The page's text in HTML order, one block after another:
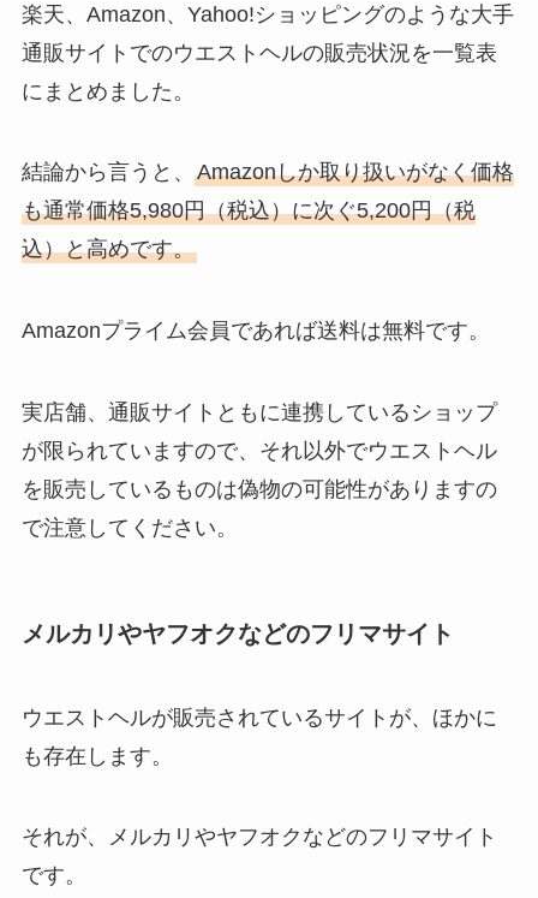
楽天、Amazon、Yahoo!ショッピングのような大手
通販サイトでのウエストヘルの販売状況を一覧表
にまとめました。
結論から言うと、 Amazonしか取り扱いがなく価格
も通常価格5,980円（税込）に次ぐ5,200円（税
込）と高めです。
Amazonプライム会員であれば送料は無料です。
実店舗、通販サイトともに連携しているショップ
が限られていますので、それ以外でウエストヘル
を販売しているものは偽物の可能性がありますの
で注意してください。
メルカリやヤフオクなどのフリマサイト
ウエストヘルが販売されているサイトが、ほかに
も存在します。
それが、メルカリやヤフオクなどのフリマサイト
です。